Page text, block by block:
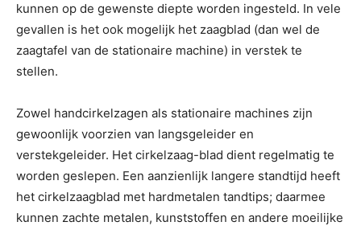
kunnen op de gewenste diepte worden ingesteld. In vele
gevallen is het ook mogelijk het zaagblad (dan wel de
zaagtafel van de stationaire machine) in verstek te
stellen.
Zowel handcirkelzagen als stationaire machines zijn
gewoonlijk voorzien van langsgeleider en
verstekgeleider. Het cirkelzaag-blad dient regelmatig te
worden geslepen. Een aanzienlijk langere standtijd heeft
het cirkelzaagblad met hardmetalen tandtips; daarmee
kunnen zachte metalen, kunststoffen en andere moeilijke